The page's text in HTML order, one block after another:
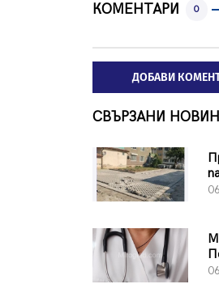
КОМЕНТАРИ 0
ДОБАВИ
СВЪРЗАНИ